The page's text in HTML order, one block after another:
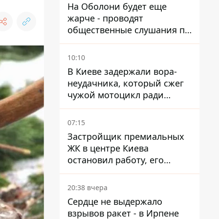
На Оболони будет еще
жарче - проводят
общественные слушания по
поводу храма УГКЦ на
Северной
10:10
В Киеве задержали вора-
неудачника, который сжег
чужой мотоцикл ради
содержимого багажника
07:15
Застройщик премиальных
ЖК в центре Киева
остановил работу, его
руководители сбежали из
Украины - Bihus.info
20:38 вчера
Сердце не выдержало
взрывов ракет - в Ирпене